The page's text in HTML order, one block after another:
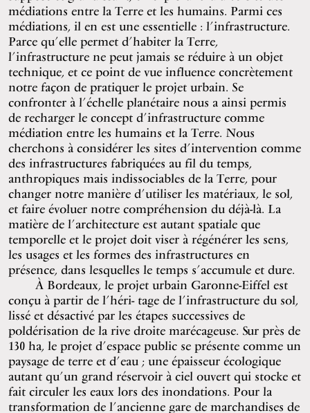
médiations entre la Terre et les humains. Parmi ces
médiations, il en est une essentielle : l’infrastructure.
Parce qu’elle permet d’habiter la Terre,
l’infrastructure ne peut jamais se réduire à un objet
technique, et ce point de vue influence concrètement
notre façon de pratiquer le projet urbain. Se
confronter à l’échelle planétaire nous a ainsi permis
de recharger le concept d’infrastructure comme
médiation entre les humains et la Terre. Nous
cherchons à considérer les sites d’intervention comme
des infrastructures fabriquées au fil du temps,
anthropiques mais indissociables de la Terre, pour
changer notre manière d’utiliser les matériaux, le sol,
et faire évoluer notre compréhension du déjà-là. La
matière de l’architecture est autant spatiale que
temporelle et le projet doit viser à régénérer les sens,
les usages et les formes des infrastructures en
présence, dans lesquelles le temps s’accumule et dure.
À Bordeaux, le projet urbain Garonne-Eiffel est
conçu à partir de l’héri- tage de l’infrastructure du sol,
lissé et désactivé par les étapes successives de
poldérisation de la rive droite marécageuse. Sur près de
130 ha, le projet d’espace public se présente comme un
paysage de terre et d’eau ; une épaisseur écologique
autant qu’un grand réservoir à ciel ouvert qui stocke et
fait circuler les eaux lors des inondations. Pour la
transformation de l’ancienne gare de marchandises de